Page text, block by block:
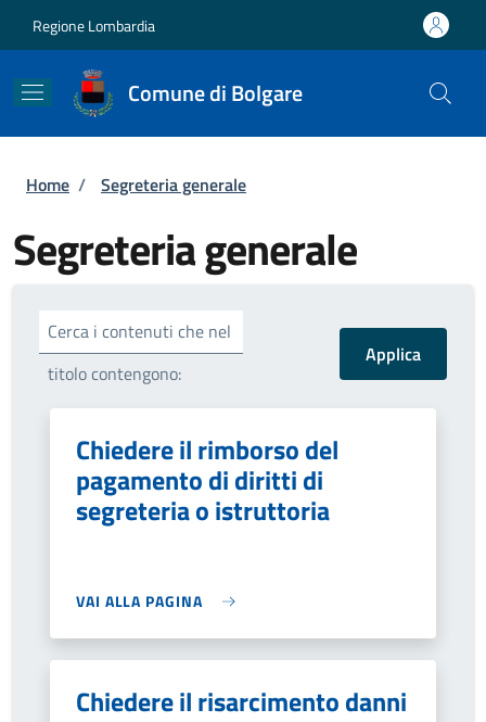
Regione Lombardia
Comune di Bolgare
Briciole di pane
Home / Segreteria generale
Segreteria generale
Cerca i contenuti che nel
titolo contengono:
Chiedere il rimborso del
pagamento di diritti di
segreteria o istruttoria
VAI ALLA PAGINA
Chiedere il risarcimento danni